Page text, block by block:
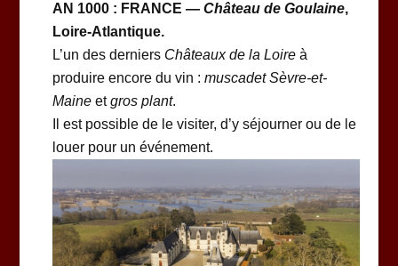
AN 1000 : FRANCE — Château de Goulaine,
Loire-Atlantique.
L’un des derniers Châteaux de la Loireà
produire encore du vin : muscadet Sèvre-et-
Maine etgros plant.
Il est possible de le visiter, d’y séjourner ou de le
louer pour un événement.